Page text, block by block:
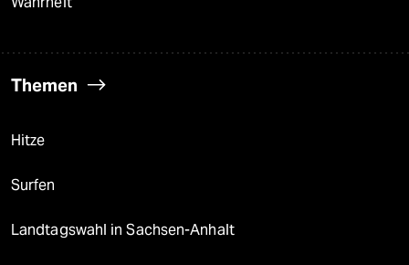
Themen
Hitze
Surfen
Landtagswahl in Sachsen-Anhalt